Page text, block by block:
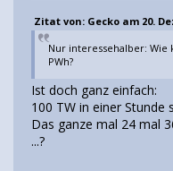
Zitat von: Gecko am 20.
Nur interessehalber: Wie
PWh?
Ist doch ganz einfach:
100 TW in einer Stunde
Das ganze mal 24 mal
...?